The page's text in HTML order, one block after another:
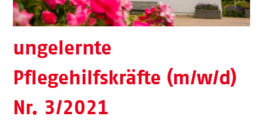
ungelernte
Pflegehilfskräfte (m/w/d)
Nr. 3/2021